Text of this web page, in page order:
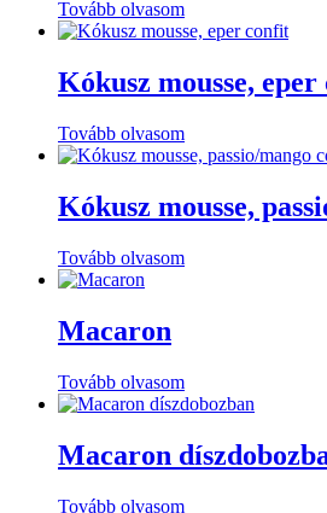
Tovább olvasom
Kókusz mousse,
Tovább olvasom
Kókusz mousse,
Tovább olvasom
Macaron
Tovább olvasom
Macaron
Tovább olvasom